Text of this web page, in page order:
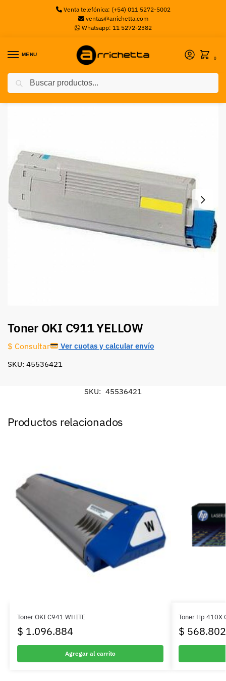
Venta telefónica: (+54) 011 5272-5002
ventas@arrichetta.com
Whatsapp: 11 5272-2382
MENU
0
Inicio Toners Toner OKI C911 YELLOW
Toner OKI C911 YELLOW
$ Consultar Ver cuotas y calcular envío
SKU: 45536421
SKU: 45536421
Productos relacionados
Toner OKI C941 WHITE
$ 1.096.884
Agregar al carrito
Toner Hp 410X
$ 568.802